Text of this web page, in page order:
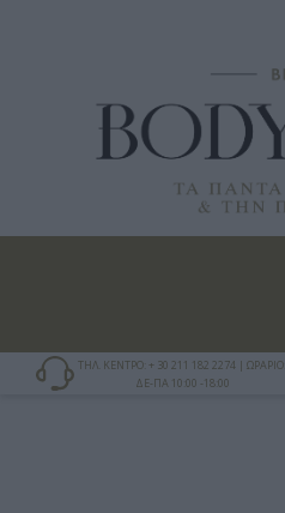
ΤΗΛ. ΚΕΝΤΡΟ: + 30 211 182 2274 | ΩΡΑΡΙΟ:
ΔΕ-ΠΑ 10:00 -18:00